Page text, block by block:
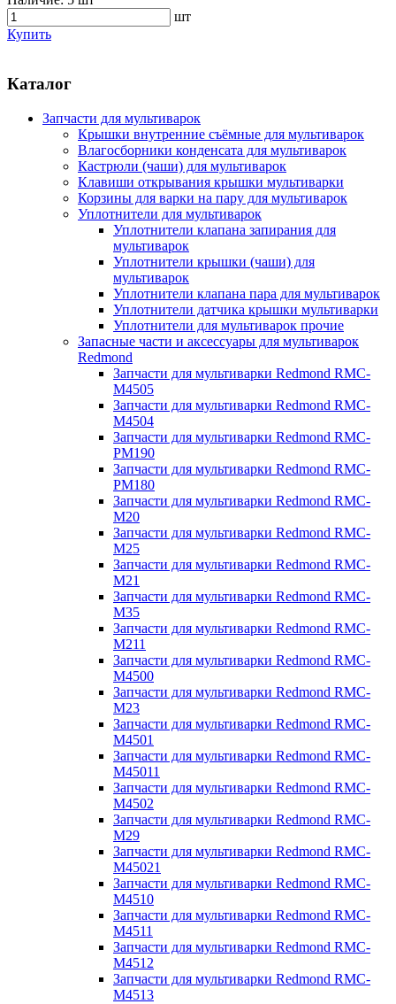
шт
Купить
Каталог
Запчасти для мультиварок
Крышки внутренние съёмные для мультиварок
Влагосборники конденсата для мультиварок
Кастрюли (чаши) для мультиварок
Клавиши открывания крышки мультиварки
Корзины для варки на пару для мультиварок
Уплотнители для мультиварок
Уплотнители клапана запирания для
мультиварок
Уплотнители крышки (чаши) для
мультиварок
Уплотнители клапана пара для мультиварок
Уплотнители датчика крышки мультиварки
Уплотнители для мультиварок прочие
Запасные части и аксессуары для мультиварок
Redmond
Запчасти для мультиварки Redmond RMC-
M4505
Запчасти для мультиварки Redmond RMC-
M4504
Запчасти для мультиварки Redmond RMC-
PM190
Запчасти для мультиварки Redmond RMC-
PM180
Запчасти для мультиварки Redmond RMC-
M20
Запчасти для мультиварки Redmond RMC-
M25
Запчасти для мультиварки Redmond RMC-
M21
Запчасти для мультиварки Redmond RMC-
M35
Запчасти для мультиварки Redmond RMC-
M211
Запчасти для мультиварки Redmond RMC-
M4500
Запчасти для мультиварки Redmond RMC-
M23
Запчасти для мультиварки Redmond RMC-
M4501
Запчасти для мультиварки Redmond RMC-
M45011
Запчасти для мультиварки Redmond RMC-
M4502
Запчасти для мультиварки Redmond RMC-
M29
Запчасти для мультиварки Redmond RMC-
M45021
Запчасти для мультиварки Redmond RMC-
M4510
Запчасти для мультиварки Redmond RMC-
M4511
Запчасти для мультиварки Redmond RMC-
M4512
Запчасти для мультиварки Redmond RMC-
M4513